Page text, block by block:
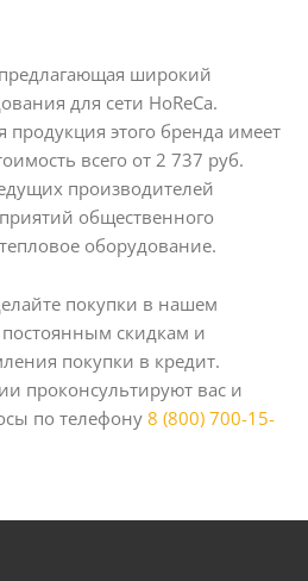
широкий
для сети HoReCa.
продукция этого бренда имеет
всего от 2 737 руб.
производителей
общественного
оборудование.
покупки в нашем
постоянным скидкам и
покупки в кредит.
проконсультируют вас и
по телефону 8 (800) 700-15-